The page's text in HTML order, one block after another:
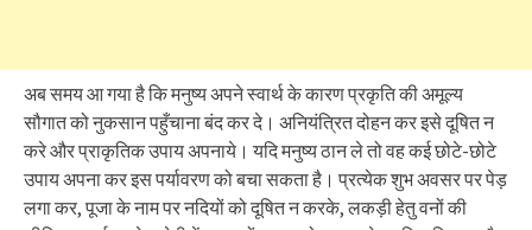
अब समय आ गया है कि मनुष्य अपने स्वार्थ के कारण प्रकृति की अमूल्य
सौगात को नुकसान पहुँचाना बंद कर दे। अनियंत्रित दोहन कर इसे दूषित न
करे और प्राकृतिक उपाय अपनाये। यदि मनुष्य ठान ले तो वह कई छोटे-छोटे
उपाय अपना कर इस पर्यावरण को बचा सकता है। प्रत्येक शुभ अवसर पर पेड़
लगा कर, पूजा के नाम पर नदियों को दूषित न करके, लकड़ी हेतु वनों की